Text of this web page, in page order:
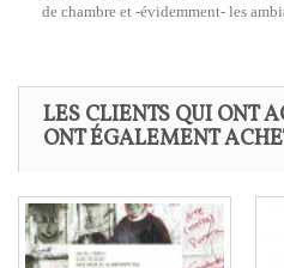
de chambre et -évidemment- les
LES CLIENTS QUI ONT
ONT ÉGALEMENT